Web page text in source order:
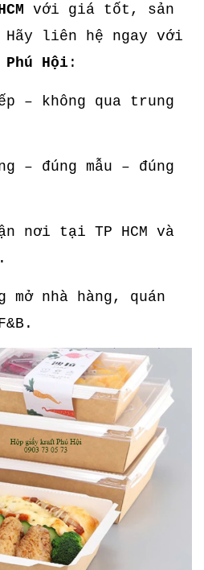
với giá tốt, sản
Hãy liên hệ ngay với
Phú Hội :
– không qua trung
– đúng mẫu – đúng
nơi tại TP HCM và
mở nhà hàng, quán